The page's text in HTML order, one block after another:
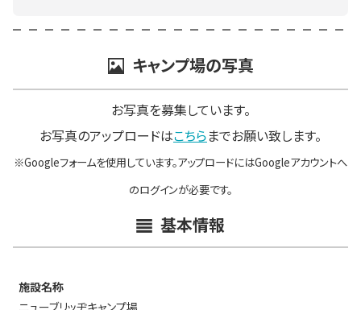
キャンプ場の写真
お写真を募集しています。
お写真のアップロードはこちらまでお願い致します。
※Googleフォームを使用しています。アップロードにはGoogleアカウントへ
のログインが必要です。
基本情報
施設名称